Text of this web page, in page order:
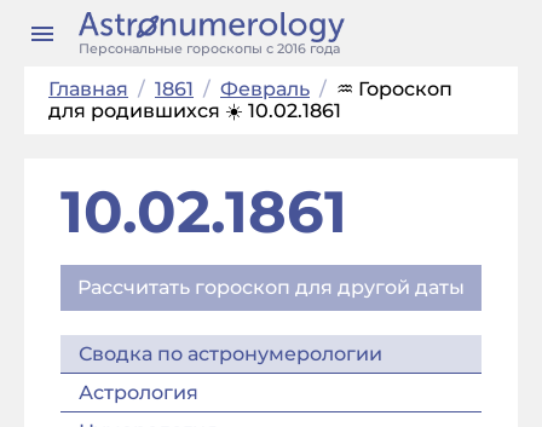
Персональные гороскопы с 2016 года
Главная / 1861 / Февраль / ♒ Гороскоп
для родившихся ☀️ 10.02.1861
10.02.1861
Рассчитать гороскоп для другой даты
Сводка по астронумерологии
Астрология